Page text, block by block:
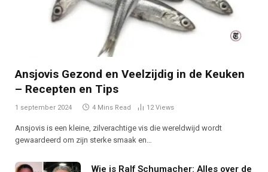
Ansjovis Gezond en Veelzijdig in de Keuken
– Recepten en Tips
1 september 2024 4 Mins Read 12 Views
Ansjovis is een kleine, zilverachtige vis die wereldwijd wordt
gewaardeerd om zijn sterke smaak en…
Wie is Ralf Schumacher: Alles over de